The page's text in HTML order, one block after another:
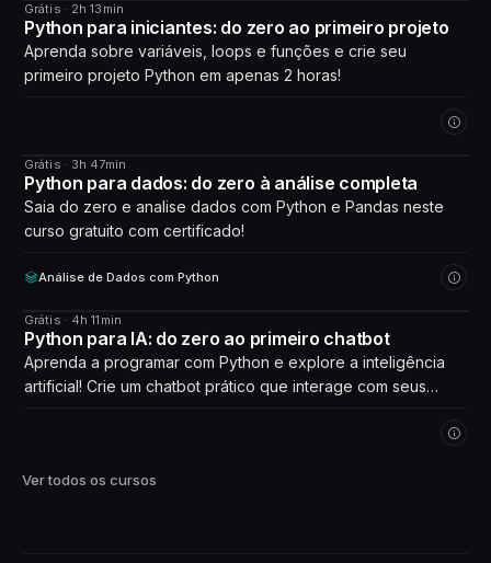
CURSO
Grátis · 2h 13min
Python para iniciantes: do zero ao primeiro projeto
Aprenda sobre variáveis, loops e funções e crie seu
primeiro projeto Python em apenas 2 horas!
CURSO
Grátis · 3h 47min
Python para dados: do zero à análise completa
Saia do zero e analise dados com Python e Pandas neste
curso gratuito com certificado!
Análise de Dados com Python
CURSO
Grátis · 4h 11min
Python para IA: do zero ao primeiro chatbot
Aprenda a programar com Python e explore a inteligência
artificial! Crie um chatbot prático que interage com seus
Ver todos os cursos